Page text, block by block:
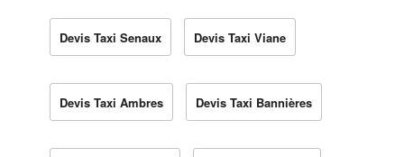
Devis Taxi Senaux Devis Taxi Viane
Devis Taxi Ambres Devis Taxi Bannières